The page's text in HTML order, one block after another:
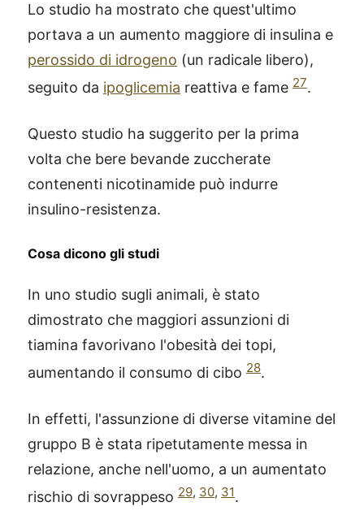
Lo studio ha mostrato che quest'ultimo
portava a un aumento maggiore di insulina e
perossido di idrogeno (un radicale libero),
seguito da ipoglicemia reattiva e fame 27.
Questo studio ha suggerito per la prima
volta che bere bevande zuccherate
contenenti nicotinamide può indurre
insulino-resistenza.
Cosa dicono gli studi
In uno studio sugli animali, è stato
dimostrato che maggiori assunzioni di
tiamina favorivano l'obesità dei topi,
aumentando il consumo di cibo 28.
In effetti, l'assunzione di diverse vitamine del
gruppo B è stata ripetutamente messa in
relazione, anche nell'uomo, a un aumentato
rischio di sovrappeso 29, 30, 31.